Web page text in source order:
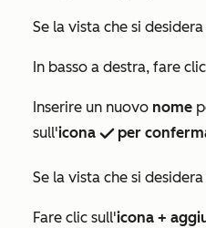
Se la vista che si
In basso a destra, fare
Inserire un nuovo nome
sull'icona successIcon per
Se la vista che si
Fare clic sull'icona +